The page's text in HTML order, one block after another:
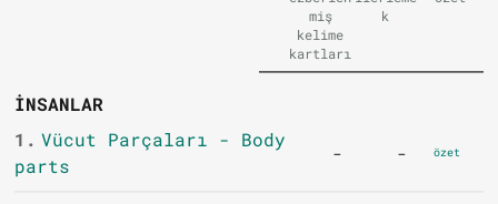
miş
kelime
kartları
k
İNSANLAR
1. Vücut Parçaları - Body
parts
- - özet